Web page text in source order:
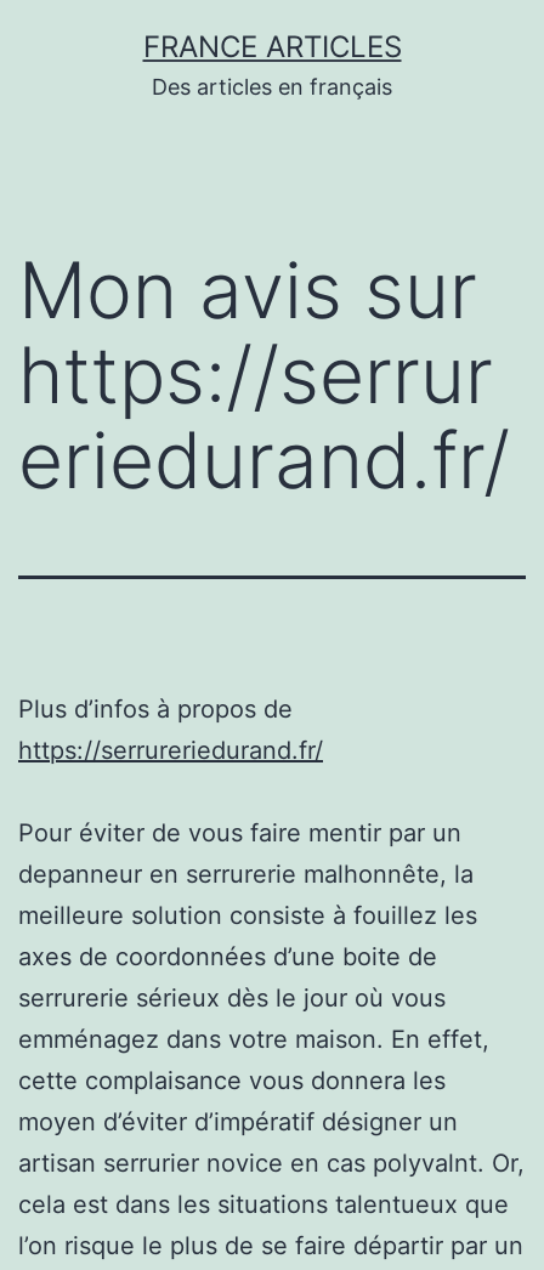
FRANCE ARTICLES
Des articles en français
Mon avis sur
https://serrur
eriedurand.fr/
Plus d’infos à propos de
https://serrureriedurand.fr/
Pour éviter de vous faire mentir par un
depanneur en serrurerie malhonnête, la
meilleure solution consiste à fouillez les
axes de coordonnées d’une boite de
serrurerie sérieux dès le jour où vous
emménagez dans votre maison. En effet,
cette complaisance vous donnera les
moyen d’éviter d’impératif désigner un
artisan serrurier novice en cas polyvalnt. Or,
cela est dans les situations talentueux que
l’on risque le plus de se faire départir par un